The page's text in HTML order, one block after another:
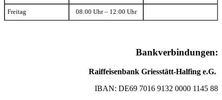
Freitag 08:00 Uhr – 12:00 Uhr
Bankverbindungen:
Raiffeisenbank Griesstätt-Halfing e.G.
IBAN: DE69 7016 9132 0000 1145 88